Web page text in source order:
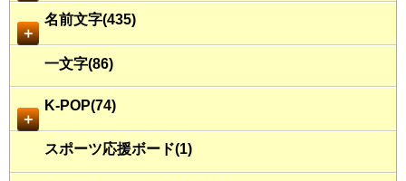
＋
名前文字(435)
一文字(86)
＋
K-POP(74)
スポーツ応援ボード(1)